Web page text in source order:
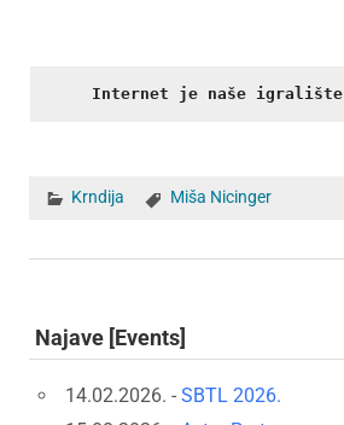
Internet je naše igralište
Krndija Miša Nicinger
Najave [Events]
14.02.2026. - SBTL 2026.